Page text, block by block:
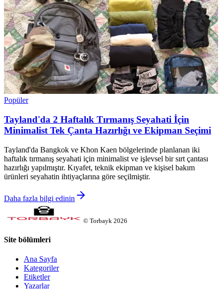
Popüler
Tayland'da 2 Haftalık Tırmanış Seyahati İçin
Minimalist Tek Çanta Hazırlığı ve Ekipman Seçimi
Tayland'da Bangkok ve Khon Kaen bölgelerinde planlanan iki
haftalık tırmanış seyahati için minimalist ve işlevsel bir sırt çantası
hazırlığı yapılmıştır. Kıyafet, teknik ekipman ve kişisel bakım
ürünleri seyahatin ihtiyaçlarına göre seçilmiştir.
Daha fazla bilgi edinin
© Torbayk 2026
Site bölümleri
Ana Sayfa
Kategoriler
Etiketler
Yazarlar